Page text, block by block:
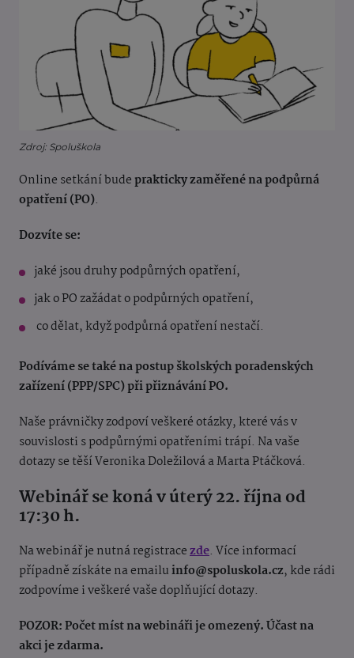
Zdroj: Spoluškola
Online setkáníbude prakticky zaměřené na podpůrná
opatření (PO).
Dozvíte se:
jaké jsou druhy podpůrných opatření,
jak o PO zažádat o podpůrných opatření,
co dělat, když podpůrná opatření nestačí.
Podíváme se také na postup školských poradenských
zařízení (PPP/SPC) při přiznávání PO.
Naše právničky zodpoví veškeré otázky, které vás v
souvislosti s podpůrnými opatřeními trápí. Na vaše
dotazy se těší Veronika Doležilová a Marta Ptáčková.
Webinář se koná v úterý 22. října od
17:30 h.
Na webinář je nutná registracezde. Více informací
případně získáte na emailuinfo@spoluskola.cz, kde rádi
zodpovíme i veškeré vaše doplňující dotazy.
POZOR: Počet míst na webináři je omezený. Účast na
akci je zdarma.